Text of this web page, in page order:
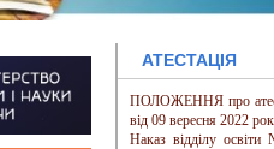
АТЕСТАЦІЯ
ПОЛОЖЕННЯ про
від 09 вересня 2022
Наказ відділу освіти